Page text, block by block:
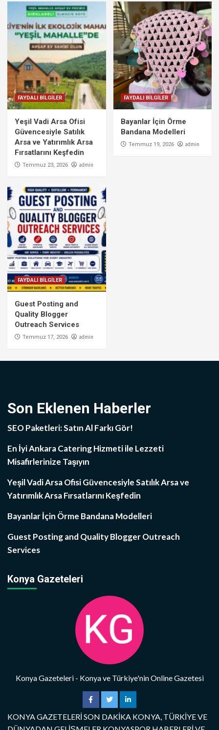
FAYDALI BİLGİLER
Yeşil Vadi Arsa Ofisi
Güvencesiyle Satılık
Arsa ve Yatırımlık Arsa
Fırsatlarını Keşfedin
Temmuz 23, 2026 admin
FAYDALI BİLGİLER
Bayanlar İçin Örme
Bandana Modelleri
Temmuz 19, 2026 admin
FAYDALI BİLGİLER
Guest Posting and
Quality Blogger
Outreach Services
Temmuz 17, 2026 admin
Son Eklenen Haberler
SEO Paketleri: Satın Al Farkı Gör!
En İyi Ankara Catering Hizmeti ile Lezzeti
Misafirlerinize Taşıyın
Yeşil Vadi Arsa Ofisi Güvencesiyle Satılık Arsa ve
Yatırımlık Arsa Fırsatlarını Keşfedin
Bayanlar İçin Örme Bandana Modelleri
Guest Posting and Quality Blogger Outreach
Services
Konya Gazeteleri
Konya Gazeteleri - Konya ve Türkiye'nin Online Gazetesi
KONYA GAZETELERİ SON DAKİKA KONYA, TÜRKİYE VE